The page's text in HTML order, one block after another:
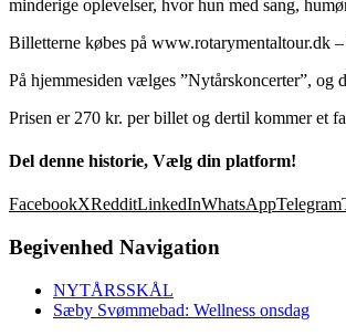
minderige oplevelser, hvor hun med sang,
Billetterne købes på www.rotarymentaltour.dk
På hjemmesiden vælges ”Nytårskoncerter”,
Prisen er 270 kr. per billet og dertil kommer et
Del denne historie, Vælg din platform!
FacebookXRedditLinkedInWhatsAppTelegram
Begivenhed Navigation
NYTÅRSSKÅL
Sæby Svømmebad: Wellness onsdag